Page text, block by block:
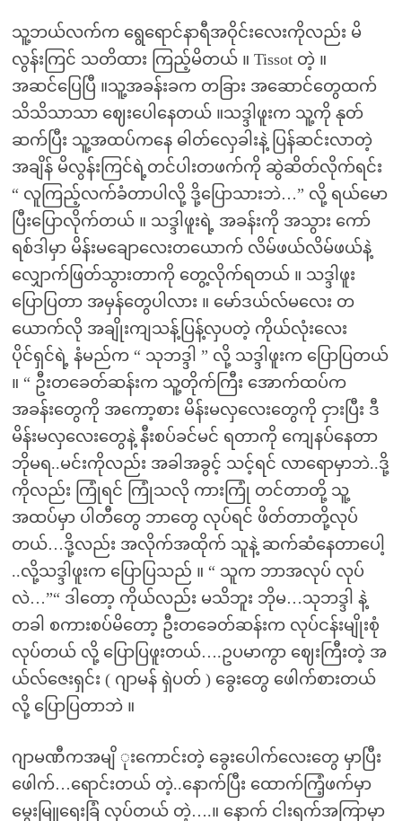
သူ့ဘယ်လက်က ရွေရောင်နာရီအဝိုင်းလေးကိုလည်း မိ
လွန်းကြင် သတိထား ကြည့်မိတယ် ။ Tissot တဲ့ ။
အဆင်ပြေပြီ ။သူ့အခန်းခက တခြား အဆောင်တွေထက်
သိသိသာသာ ဈေးပေါနေတယ် ။သဒ္ဒါဖူးက သူ့ကို နုတ်
ဆက်ပြီး သူ့အထပ်ကနေ ဓါတ်လှေခါးနဲ့ ပြန်ဆင်းလာတဲ့
အချိန် မိလွန်းကြင်ရဲ့တင်ပါးတဖက်ကို ဆွဲဆိတ်လိုက်ရင်း
“ လူကြည့်လက်ခံတာပါလို့ ဒို့ပြောသားဘဲ…” လို့ ရယ်မော
ပြီးပြောလိုက်တယ် ။ သဒ္ဒါဖူးရဲ့ အခန်းကို အသွား ကော်
ရစ်ဒါမှာ မိန်းမချောလေးတယောက် လိမ်ဖယ်လိမ်ဖယ်နဲ့
လျှောက်ဖြတ်သွားတာကို တွေ့လိုက်ရတယ် ။ သဒ္ဒါဖူး
ပြောပြတာ အမှန်တွေပါလား ။ မော်ဒယ်လ်မလေး တ
ယောက်လို အချိုးကျသန့်ပြန့်လှပတဲ့ ကိုယ်လုံးလေး
ပိုင်ရှင်ရဲ့ နံမည်က “ သုဘဒ္ဒါ ” လို့ သဒ္ဒါဖူးက ပြောပြတယ်
။ “ ဦးတခေတ်ဆန်းက သူ့တိုက်ကြီး အောက်ထပ်က
အခန်းတွေကို အကော့စား မိန်းမလှလေးတွေကို ငှားပြီး ဒီ
မိန်းမလှလေးတွေနဲ့ နီးစပ်ခင်မင် ရတာကို ကျေနပ်နေတာ
ဘိုမရ..မင်းကိုလည်း အခါအခွင့် သင့်ရင် လာရောမှာဘဲ..ဒို့
ကိုလည်း ကြုံရင် ကြုံသလို ကားကြုံ တင်တာတို့ သူ့
အထပ်မှာ ပါတီတွေ ဘာတွေ လုပ်ရင် ဖိတ်တာတို့လုပ်
တယ်…ဒို့လည်း အလိုက်အထိုက် သူနဲ့ ဆက်ဆံနေတာပေါ့
..လို့သဒ္ဒါဖူးက ပြောပြသည် ။ “ သူက ဘာအလုပ် လုပ်
လဲ…”“ ဒါတော့ ကိုယ်လည်း မသိဘူး ဘိုမ…သုဘဒ္ဒါ နဲ့
တခါ စကားစပ်မိတော့ ဦးတခေတ်ဆန်းက လုပ်ငန်းမျိုးစုံ
လုပ်တယ် လို့ ပြောပြဖူးတယ်….ဥပမာကွာ ဈေးကြီးတဲ့ အ
ယ်လ်ဇေးရှင်း ( ဂျာမန် ရှဲပတ် ) ခွေးတွေ ဖေါက်စားတယ်
လို့ ပြောပြတာဘဲ ။
ဂျာမဏီကအမျိ ုးကောင်းတဲ့ ခွေးပေါက်လေးတွေ မှာပြီး
ဖေါက်…ရောင်းတယ် တဲ့..နောက်ပြီး ထောက်ကြံ့ဖက်မှာ
မွေးမြူရေးခြံ လုပ်တယ် တဲ့….။ နောက် ငါးရက်အကြာမှာ